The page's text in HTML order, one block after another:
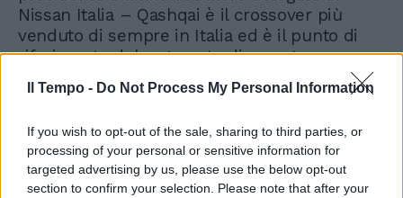
Il Tempo - Do Not Process My Personal Information
If you wish to opt-out of the sale, sharing to third parties, or
processing of your personal or sensitive information for
targeted advertising by us, please use the below opt-out
section to confirm your selection. Please note that after your
Nissan Italia – Qashqai è il crossover più
venduto di sempre in Italia ed è il punto di
riferimento del segmento di appartenenza,
divenuto il più importante nel mercato con
un peso del 50% sul totale vendite vetture.
più venduto ai clienti privati nel 2023, con
circa 11.000 unità”. Già ordinabile, arriverà in
concessionaria a settembre.